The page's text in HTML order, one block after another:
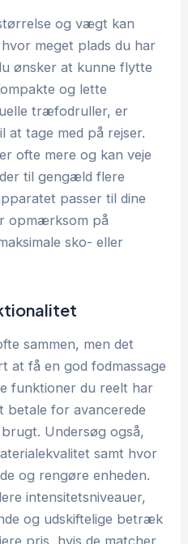
og vægt kan
meget plads du har
ønsker at kunne flytte
og lette
træfodruller, er
at tage med på rejser.
ofte mere og kan veje
til gengæld flere
passer til dine
opmærksom på
sko- eller
sammen, men det
at få en god fodmassage
funktioner du reelt har
betale for avancerede
Undersøg også,
samt hvor
og rengøre enheden.
intensitetsniveauer,
og udskiftelige betræk
pris, hvis de matcher